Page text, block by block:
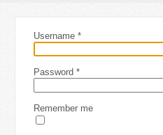
Username *
Password *
Remember me